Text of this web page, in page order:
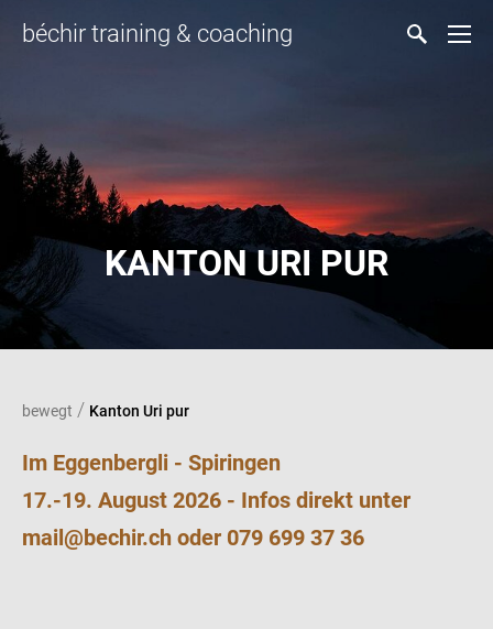
béchir training & coaching
KANTON URI PUR
bewegt / Kanton Uri pur
Im Eggenbergli - Spiringen
17.-19. August 2026 - Infos direkt unter
mail@bechir.ch oder 079 699 37 36